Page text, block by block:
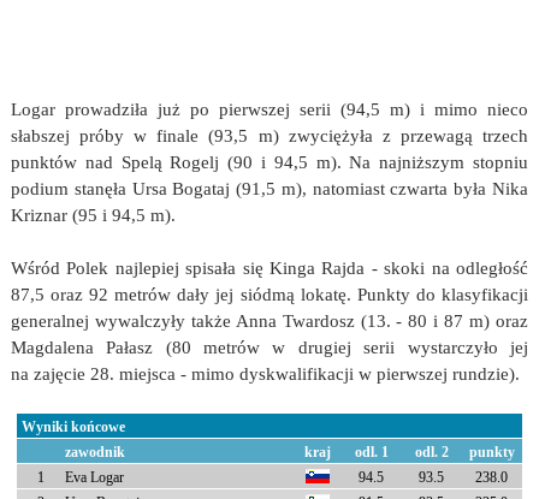
Logar prowadziła już po pierwszej serii (94,5 m) i mimo nieco
słabszej próby w finale (93,5 m) zwyciężyła z przewagą trzech
punktów nad Spelą Rogelj (90 i 94,5 m). Na najniższym stopniu
podium stanęła Ursa Bogataj (91,5 m), natomiast czwarta była Nika
Kriznar (95 i 94,5 m).
Wśród Polek najlepiej spisała się Kinga Rajda - skoki na odległość
87,5 oraz 92 metrów dały jej siódmą lokatę. Punkty do klasyfikacji
generalnej wywalczyły także Anna Twardosz (13. - 80 i 87 m) oraz
Magdalena Pałasz (80 metrów w drugiej serii wystarczyło jej
na zajęcie 28. miejsca - mimo dyskwalifikacji w pierwszej rundzie).
Wyniki końcowe
zawodnik
kraj odl. 1 odl. 2
punkty
1
Eva Logar 94.5 93.5
238.0